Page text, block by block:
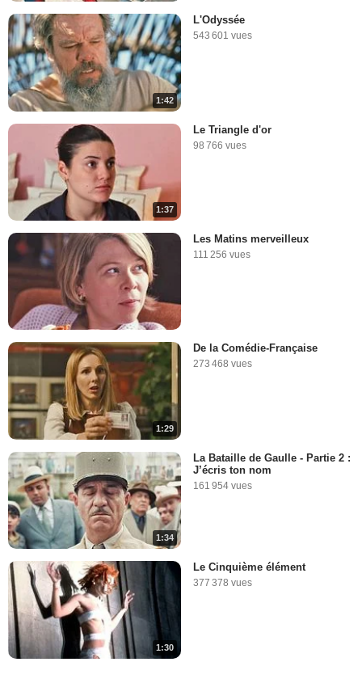
1:42
L'Odyssée
543 601 vues
1:37
Le Triangle d'or
98 766 vues
Les Matins merveilleux
111 256 vues
1:29
De la Comédie-Française
273 468 vues
1:34
La Bataille de Gaulle - Partie 2 :
J’écris ton nom
161 954 vues
1:30
Le Cinquième élément
377 378 vues